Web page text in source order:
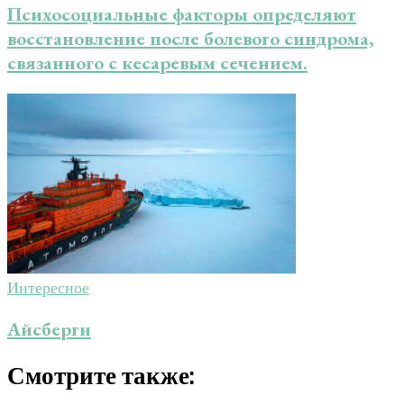
Психосоциальные факторы определяют
восстановление после болевого синдрома,
связанного с кесаревым сечением.
Интересное
Айсберги
Смотрите также: